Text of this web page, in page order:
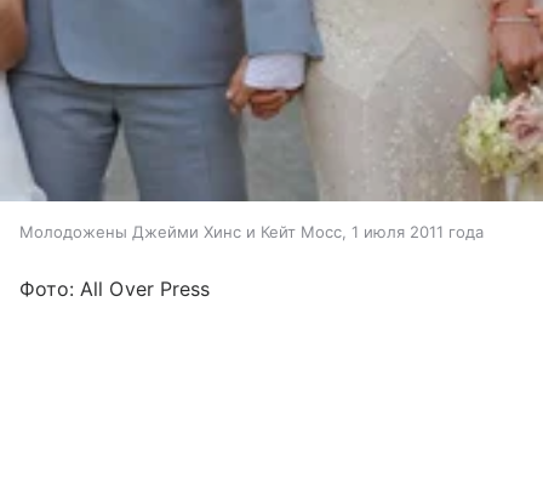
Молодожены Джейми Хинс и Кейт Мосс, 1 июля 2011 года
Фото: All Over Press